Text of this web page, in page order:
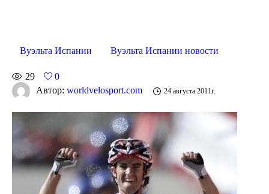
Вуэльта Испании Вуэльта Испании новости
29
0
Автор: worldvelosport.com 24 августа 2011г.